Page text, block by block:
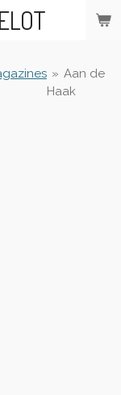
» Aan de
Haak